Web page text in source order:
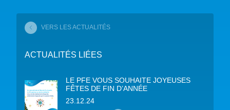
VERS LES ACTUALITÉS
ACTUALITÉS LIÉES
LE PFE VOUS SOUHAITE JOYEUSES
FÊTES DE FIN D’ANNÉE
23.12.24